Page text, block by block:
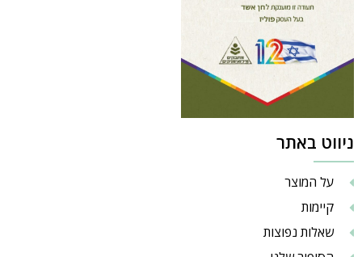
ניווט באתר
על המוצר
קיימות
שאלות נפוצות